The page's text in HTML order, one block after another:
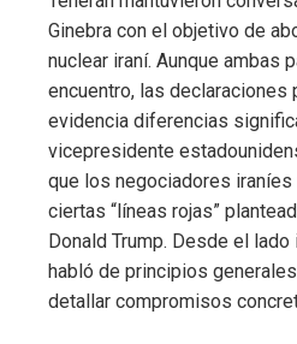
Ginebra con el objetivo de
nuclear iraní. Aunque ambas
encuentro, las declaraciones
evidencia diferencias
vicepresidente
que los negociadores iraníes
ciertas “líneas rojas”
Donald Trump. Desde el lado
habló de principios
detallar compromisos